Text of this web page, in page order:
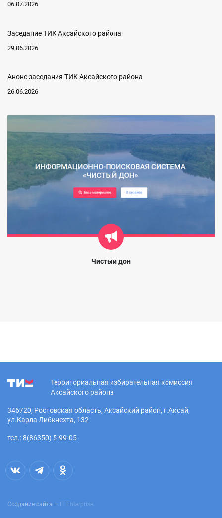
06.07.2026
Заседание ТИК Аксайского района
29.06.2026
Анонс заседания ТИК Аксайского района
26.06.2026
Чистый дон
Территориальная избирательная комиссия
Аксайского района
346720, Ростовская область, Аксайский район, г.Аксай,
ул.Карла Либкнехта, 132
тел.: 8(86350) 5-99-05
Создание сайта — IT Enterprise